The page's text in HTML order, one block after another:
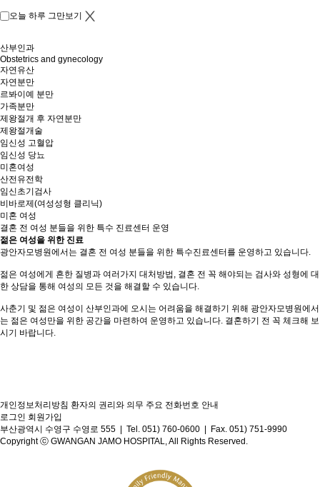
오늘 하루 그만보기
산부인과
Obstetrics and gynecology
자연유산
자연분만
르봐이예 분만
가족분만
제왕절개 후 자연분만
제왕절개술
임신성 고혈압
임신성 당뇨
미혼여성
산전유전학
임신초기검사
비바로제(여성성형 클리닉)
미혼 여성
결혼 전 여성 분들을 위한 특수 진료센터 운영
젊은 여성을 위한 진료
광안자모병원에서는 결혼 전 여성 분들을 위한 특수진료센터를 운영하고 있습니다.
젊은 여성에게 흔한 질병과 여러가지 대처방법, 결혼 전 꼭 해야되는 검사와 성형에 대
한 상담을 통해 여성의 모든 것을 해결할 수 있습니다.
사춘기 및 젊은 여성이 산부인과에 오시는 어려움을 해결하기 위해 광안자모병원에서
는 젊은 여성만을 위한 공간을 마련하여 운영하고 있습니다. 결혼하기 전 꼭 체크해 보
시기 바랍니다.
개인정보처리방침 환자의 권리와 의무 주요 전화번호 안내
로그인 회원가입
부산광역시 수영구 수영로 555 | Tel. 051) 760-0600 | Fax. 051) 751-9990
Copyright ⓒ GWANGAN JAMO HOSPITAL, All Rights Reserved.